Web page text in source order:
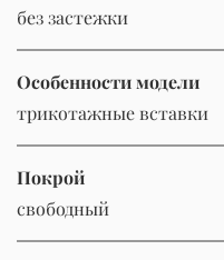
без застежки
Особенности модели
трикотажные вставки
Покрой
свободный